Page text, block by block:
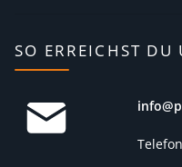
SO ERREICHST DU